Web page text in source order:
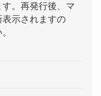
。再発行後、マ
示されますの